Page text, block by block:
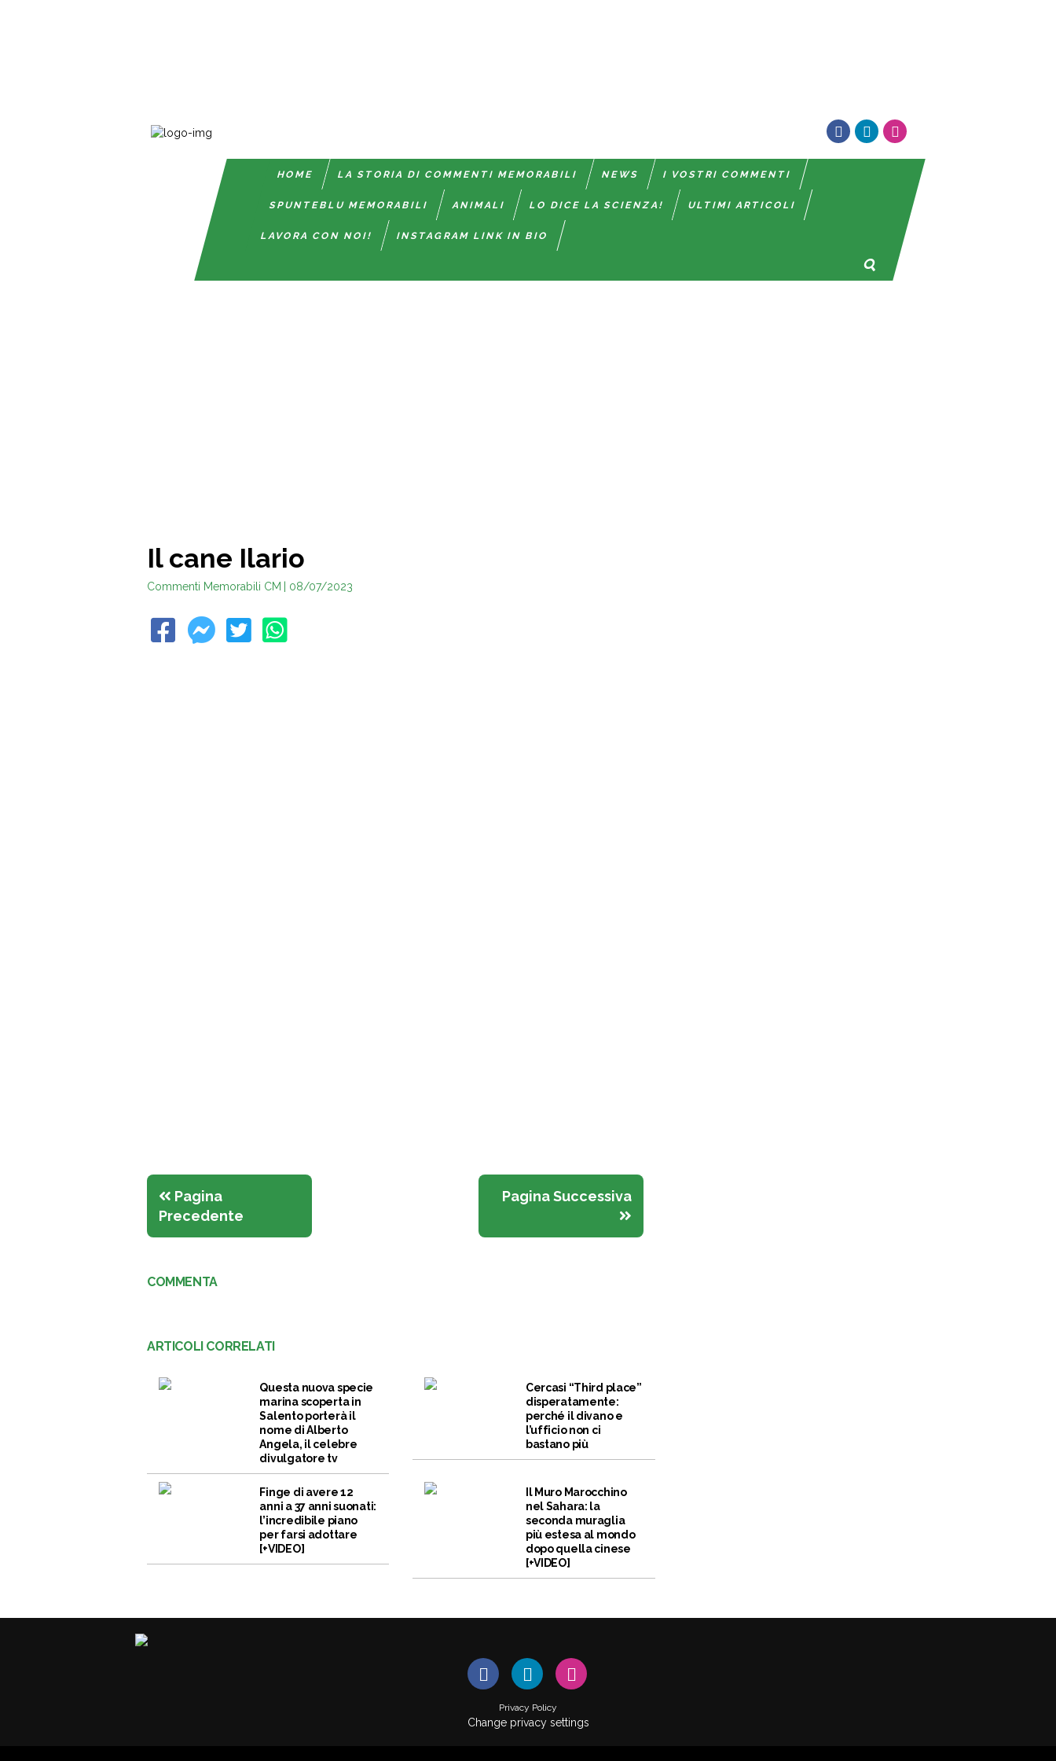
HOME LA STORIA DI COMMENTI MEMORABILI NEWS I VOSTRI COMMENTI
SPUNTEBLU MEMORABILI ANIMALI LO DICE LA SCIENZA! ULTIMI ARTICOLI
LAVORA CON NOI! INSTAGRAM LINK IN BIO
Il cane Ilario
Commenti Memorabili CM | 08/07/2023
Pagina
Precedente
Pagina Successiva
COMMENTA
ARTICOLI CORRELATI
Questa nuova specie
marina scoperta in
Salento porterà il
nome di Alberto
Angela, il celebre
divulgatore tv
Cercasi “Third place”
disperatamente:
perché il divano e
l’ufficio non ci
bastano più
Finge di avere 12
anni a 37 anni suonati:
l’incredibile piano
per farsi adottare
[+VIDEO]
Il Muro Marocchino
nel Sahara: la
seconda muraglia
più estesa al mondo
dopo quella cinese
[+VIDEO]
Privacy Policy
Change privacy settings